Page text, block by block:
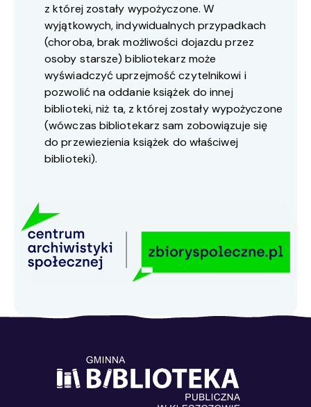
z której zostały wypożyczone. W
wyjątkowych, indywidualnych przypadkach
(choroba, brak możliwości dojazdu przez
osoby starsze) bibliotekarz może
wyświadczyć uprzejmość czytelnikowi i
pozwolić na oddanie książek do innej
biblioteki, niż ta, z której zostały wypożyczone
(wówczas bibliotekarz sam zobowiązuje się
do przewiezienia książek do właściwej
biblioteki).